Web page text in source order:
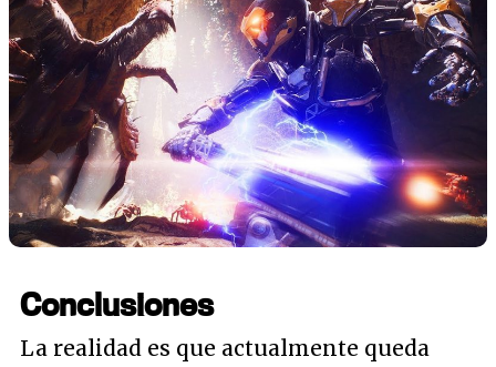
Conclusiones
La realidad es que actualmente queda